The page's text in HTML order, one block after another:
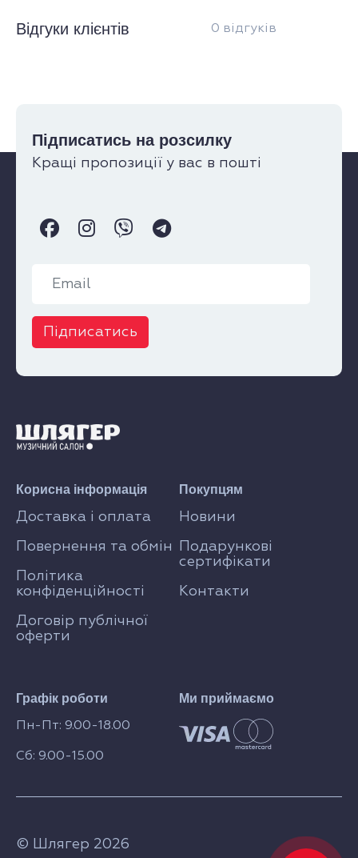
Відгуки клієнтів 0 відгуків
Підписатись на розсилку
Кращі пропозиції у вас в пошті
Підписатись
Графік роботи
Пн-Пт: 9.00-18.00
Сб: 9.00-15.00
Покупцям
Новини
Подарункові
сертифікати
Контакти
Корисна інформація
Доставка і оплата
Повернення та обмін
Політика
конфіденційності
Договір публічної
оферти
Ми приймаємо
© Шлягер 2026